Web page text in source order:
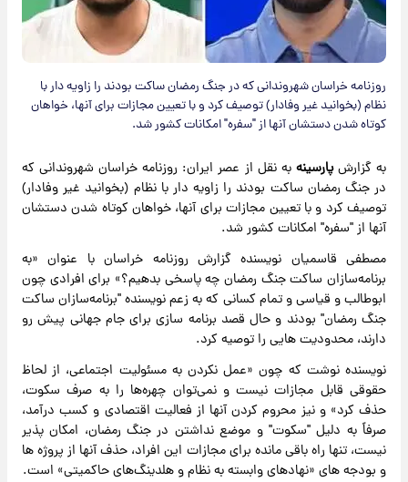
روزنامه خراسان شهروندانی که در جنگ رمضان ساکت بودند را زاویه دار با
نظام (بخوانید غیر وفادار) توصیف کرد و با تعیین مجازات برای آنها، خواهان
کوتاه شدن دستشان آنها از "سفره" امکانات کشور شد.
به گزارشپارسینهبه نقل از عصر ایران: روزنامه خراسان شهروندانی که
در جنگ رمضان ساکت بودند را زاویه دار با نظام (بخوانید غیر وفادار)
توصیف کرد و با تعیین مجازات برای آنها، خواهان کوتاه شدن دستشان
آنها از "سفره" امکانات کشور شد.
مصطفی قاسمیان نویسنده گزارش روزنامه خراسان با عنوان «به
برنامه‌سازان ساکت جنگ رمضان چه پاسخی بدهیم؟» برای افرادی چون
ابوطالب و قیاسی و تمام کسانی که به زعم نویسنده "برنامه‌سازان ساکت
جنگ رمضان" بودند و حال قصد برنامه سازی برای جام جهانی پیش رو
دارند، محدودیت هایی را توصیه کرد.
نویسنده نوشت که چون «عمل نکردن به مسئولیت اجتماعی، از لحاظ
حقوقی قابل مجازات نیست و نمی‌توان چهره‌ها را به صرف سکوت،
حذف کرد» و نیز محروم کردن آنها از فعالیت اقتصادی و کسب درآمد،
صرفاً به دلیل "سکوت" و موضع نداشتن در جنگ رمضان، امکان پذیر
نیست، تنها راه باقی مانده برای مجازات این افراد، حذف آنها از پروژه ها
و بودجه های «نهادهای وابسته به نظام و هلدینگ‌های حاکمیتی» است.